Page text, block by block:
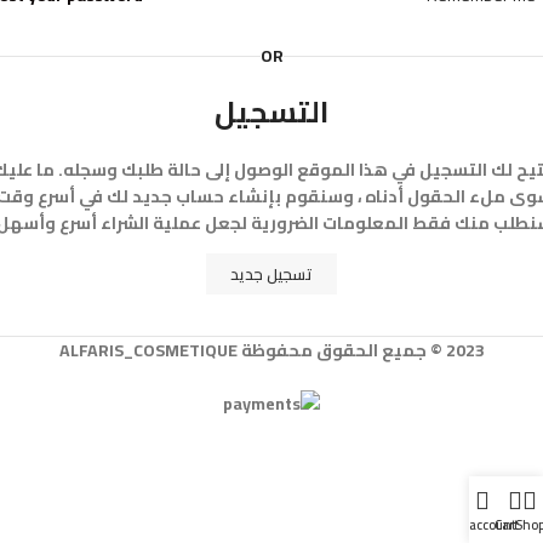
OR
التسجيل
لك التسجيل في هذا الموقع الوصول إلى حالة طلبك وسجله. ما
ملء الحقول أدناه ، وسنقوم بإنشاء حساب جديد لك في أسرع
منك فقط المعلومات الضرورية لجعل عملية الشراء أسرع
تسجيل جديد
2023 © جميع الحقوق محفوظة ALFARIS_COSMETIQUE
Cart
My account